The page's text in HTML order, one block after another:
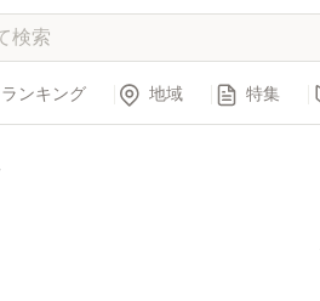
ランキング 地域 特集